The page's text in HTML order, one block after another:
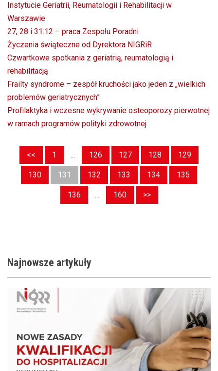
Instytucie Geriatrii, Reumatologii i Rehabilitacji w
Warszawie
27, 28 i 31.12 – praca Zespołu Poradni
Życzenia świąteczne od Dyrektora NIGRiR
Czwartkowe spotkania z geriatrią, reumatologią i
rehabilitacją
Frailty syndrome – zespół kruchości jako jeden z „wielkich
problemów geriatrycznych”
Profilaktyka i wczesne wykrywanie osteoporozy pierwotnej
w ramach programów polityki zdrowotnej
<< 1 ... 126 127 128 129
130 131 132 133 134 135
136 ... 160 >>
Najnowsze artykuły